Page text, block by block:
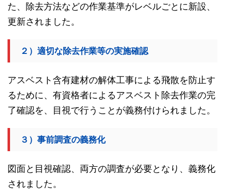
た、除去方法などの作業基準がレベルごとに新設、
更新されました。
２）適切な除去作業等の実施確認
アスベスト含有建材の解体工事による飛散を防止す
るために、有資格者によるアスベスト除去作業の完
了確認を、目視で行うことが義務付けられました。
３）事前調査の義務化
図面と目視確認、両方の調査が必要となり、義務化
されました。